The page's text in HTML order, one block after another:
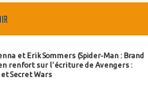
et Erik Sommers (Spider-Man : Brand
renfort sur l'écriture de Avengers :
et Secret Wars